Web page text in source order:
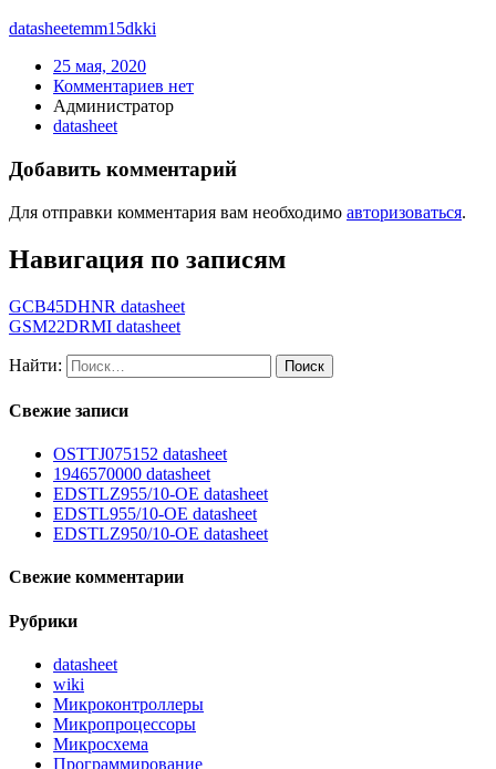
datasheetemm15dkki
25 мая, 2020
Комментариев нет
Администратор
datasheet
Добавить комментарий
Для отправки комментария вам необходимо авторизоваться.
Навигация по записям
GCB45DHNR datasheet
GSM22DRMI datasheet
Найти:
Свежие записи
OSTTJ075152 datasheet
1946570000 datasheet
EDSTLZ955/10-OE datasheet
EDSTL955/10-OE datasheet
EDSTLZ950/10-OE datasheet
Свежие комментарии
Рубрики
datasheet
wiki
Микроконтроллеры
Микропроцессоры
Микросхема
Программирование